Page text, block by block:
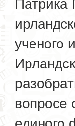
ученого
вопросе
единого